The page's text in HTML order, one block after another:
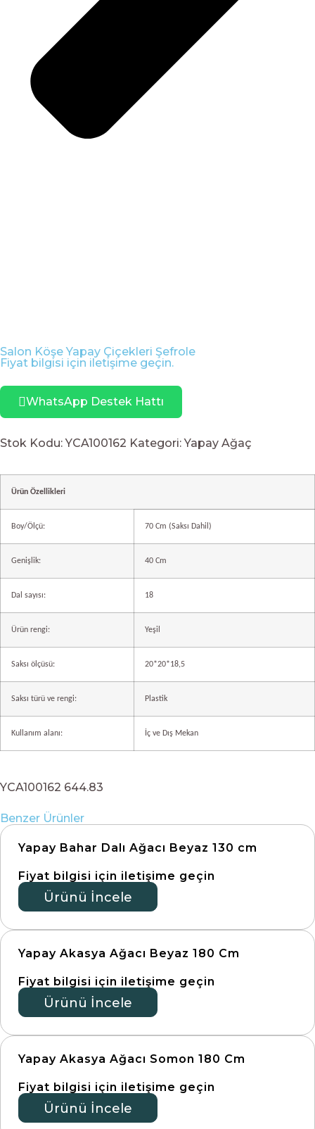
Salon Köşe Yapay Çiçekleri Şefrole
Fiyat bilgisi için iletişime geçin.
WhatsApp Destek Hattı
Stok Kodu:YCA100162 Kategori: Yapay Ağaç
Ürün Özellikleri
Boy/Ölçü: 70 Cm (Saksı Dahil)
Genişlik: 40 Cm
Dal sayısı: 18
Ürün rengi: Yeşil
Saksı ölçüsü: 20*20*18,5
Saksı türü ve rengi: Plastik
Kullanım alanı: İç ve Dış Mekan
YCA100162 644.83
Benzer Ürünler
Yapay Bahar Dalı Ağacı Beyaz 130 cm
Fiyat bilgisi için iletişime geçin
Ürünü İncele
Yapay Akasya Ağacı Beyaz 180 Cm
Fiyat bilgisi için iletişime geçin
Ürünü İncele
Yapay Akasya Ağacı Somon 180 Cm
Fiyat bilgisi için iletişime geçin
Ürünü İncele